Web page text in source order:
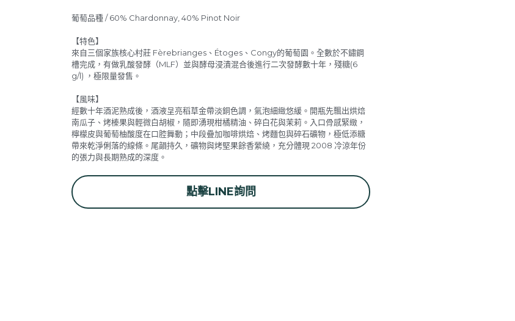
葡萄品種 / 60% Chardonnay, 40% Pinot Noir
【特色】
來自三個家族核心村莊 Fèrebrianges、Étoges、Congy的葡萄園。全數於不鏽鋼
槽完成，有做乳酸發酵（MLF）並與酵母浸漬混合後進行二次發酵數十年，殘糖(6
g/l) ，極限量發售。
【風味】
經數十年酒泥熟成後，酒液呈亮稻草金帶淡銅色調，氣泡細緻悠緩。開瓶先飄出烘焙
南瓜子、烤榛果與輕微白胡椒，隨即湧現柑橘精油、碎白花與茉莉。入口骨感緊緻，
檸檬皮與葡萄柚酸度在口腔舞動；中段疊加咖啡烘焙、烤麵包與碎石礦物，極低添糖
帶來乾淨俐落的線條。尾韻持久，礦物與烤堅果餘香縈繞，充分體現 2008 冷涼年份
的張力與長期熟成的深度。
點擊LINE詢問